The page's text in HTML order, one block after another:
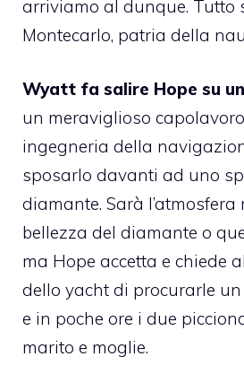
arriviamo al dunque. Tutto
Montecarlo, patria della
Wyatt fa salire Hope su
un meraviglioso
ingegneria della
sposarlo davanti ad uno
diamante. Sarà
bellezza del diamante o
ma Hope accetta e chiede
dello yacht di procurarle
e in poche ore i due
marito e moglie.